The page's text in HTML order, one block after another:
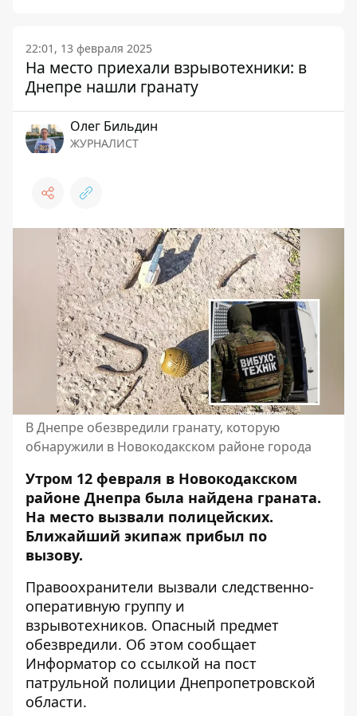
22:01, 13 февраля 2025
На место приехали взрывотехники: в
Днепре нашли гранату
Олег Бильдин
ЖУРНАЛИСТ
В Днепре обезвредили гранату, которую
обнаружили в Новокодакском районе города
Утром 12 февраля в Новокодакском
районе Днепра была найдена граната.
На место вызвали полицейских.
Ближайший экипаж прибыл по
вызову.
Правоохранители вызвали следственно-
оперативную группу и
взрывотехников. Опасный предмет
обезвредили. Об этом сообщает
Информатор со ссылкой на пост
патрульной полиции Днепропетровской
области.